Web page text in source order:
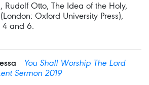
Rudolf Otto, The Idea of the Holy,
Oxford University Press),
4 and 6.
You Shall Worship The Lord
Sermon 2019